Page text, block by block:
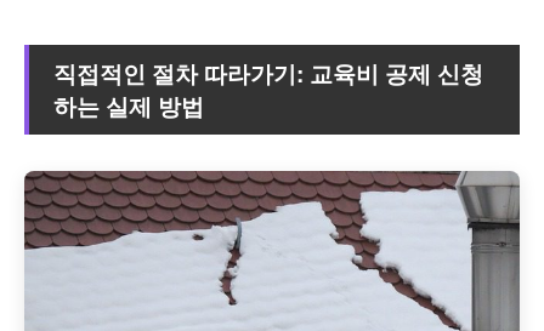
직접적인 절차 따라가기: 교육비 공제 신청
하는 실제 방법